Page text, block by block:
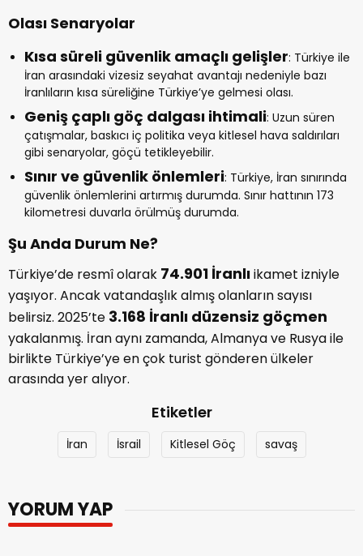
Olası Senaryolar
Kısa süreli güvenlik amaçlı gelişler: Türkiye ile
İran arasındaki vizesiz seyahat avantajı nedeniyle bazı
İranlıların kısa süreliğine Türkiye’ye gelmesi olası.
Geniş çaplı göç dalgası ihtimali: Uzun süren
çatışmalar, baskıcı iç politika veya kitlesel hava saldırıları
gibi senaryolar, göçü tetikleyebilir.
Sınır ve güvenlik önlemleri: Türkiye, İran sınırında
güvenlik önlemlerini artırmış durumda. Sınır hattının 173
kilometresi duvarla örülmüş durumda.
Şu Anda Durum Ne?
Türkiye’de resmî olarak 74.901 İranlıikamet izniyle
yaşıyor. Ancak vatandaşlık almış olanların sayısı
belirsiz. 2025’te 3.168 İranlı düzensiz göçmen
yakalanmış. İran aynı zamanda, Almanya ve Rusya ile
birlikte Türkiye’ye en çok turist gönderen ülkeler
arasında yer alıyor.
Etiketler
İran İsrail Kitlesel Göç savaş
YORUM YAP